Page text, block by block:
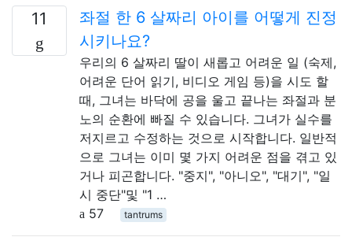
11
좌절 한 6 살짜리 아이를 어떻게 진정
시키나요?
우리의 6 살짜리 딸이 새롭고 어려운 일 (숙제,
어려운 단어 읽기, 비디오 게임 등)을 시도 할
때, 그녀는 바닥에 공을 울고 끝나는 좌절과 분
노의 순환에 빠질 수 있습니다. 그녀가 실수를
저지르고 수정하는 것으로 시작합니다. 일반적
으로 그녀는 이미 몇 가지 어려운 점을 겪고 있
거나 피곤합니다. "중지", "아니오", "대기", "일
시 중단"및 "1 …
57
tantrums